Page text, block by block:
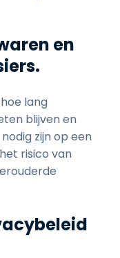
en
lang
blijven en
zijn op een
risico van